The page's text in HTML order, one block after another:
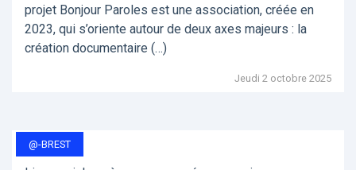
projet Bonjour Paroles est une association, créée en
2023, qui s’oriente autour de deux axes majeurs : la
création documentaire (…)
Jeudi 2 octobre 2025
@-BREST